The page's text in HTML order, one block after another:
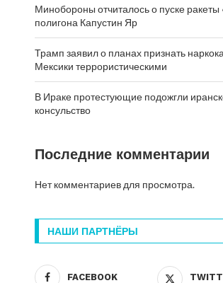
Минобороны отчиталось о пуске ракеты
полигона Капустин Яр
Трамп заявил о планах признать
Мексики террористическими
В Ираке протестующие подожгли
консульство
Последние комментарии
Нет комментариев для просмотра.
НАШИ ПАРТНЁРЫ
FACEBOOK